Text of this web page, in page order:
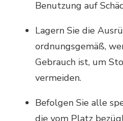
Benutzung auf
Lagern Sie die
ordnungsgemäß,
Gebrauch ist, um
vermeiden.
Befolgen Sie alle